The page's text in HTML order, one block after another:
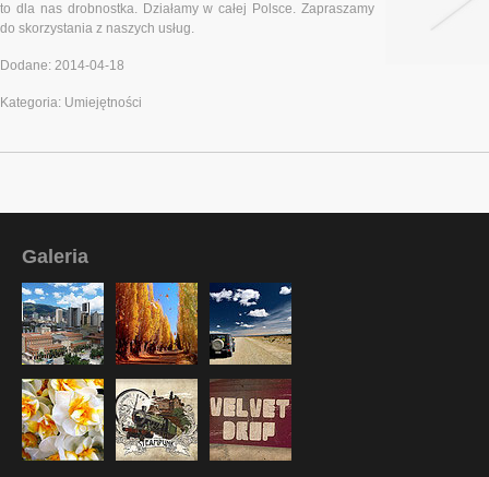
to dla nas drobnostka. Działamy w całej Polsce. Zapraszamy
do skorzystania z naszych usług.
Dodane: 2014-04-18
Kategoria: Umiejętności
Galeria